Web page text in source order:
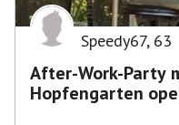
Speedy67, 63
After-Work-Party
Hopfengarten